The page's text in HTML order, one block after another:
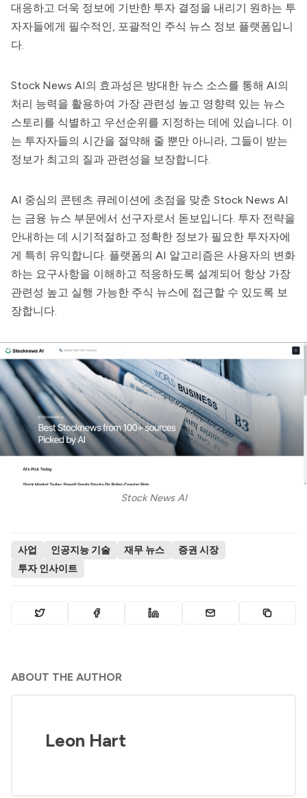
대응하고 더욱 정보에 기반한 투자 결정을 내리기 원하는 투
자자들에게 필수적인, 포괄적인 주식 뉴스 정보 플랫폼입니
다.
Stock News AI의 효과성은 방대한 뉴스 소스를 통해 AI의
처리 능력을 활용하여 가장 관련성 높고 영향력 있는 뉴스
스토리를 식별하고 우선순위를 지정하는 데에 있습니다. 이
는 투자자들의 시간을 절약해 줄 뿐만 아니라, 그들이 받는
정보가 최고의 질과 관련성을 보장합니다.
AI 중심의 콘텐츠 큐레이션에 초점을 맞춘 Stock News AI
는 금융 뉴스 부문에서 선구자로서 돋보입니다. 투자 전략을
안내하는 데 시기적절하고 정확한 정보가 필요한 투자자에
게 특히 유익합니다. 플랫폼의 AI 알고리즘은 사용자의 변화
하는 요구사항을 이해하고 적응하도록 설계되어 항상 가장
관련성 높고 실행 가능한 주식 뉴스에 접근할 수 있도록 보
장합니다.
Stock News AI
사업 인공지능 기술 재무 뉴스
증권 시장
투자 인사이트
ABOUT THE AUTHOR
Leon Hart